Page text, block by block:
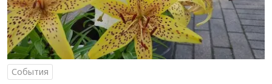
События